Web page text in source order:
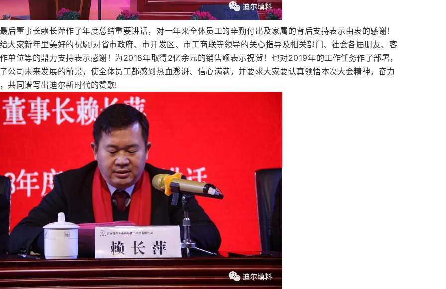
最后董事长赖长萍作了年度总结重要讲话，对一年来全体员工的辛勤付出及家属的背后支持表示由衷的感谢！
大家新年里美好的祝愿!对省市政府、市开发区、市工商联等领导的关心指导及相关部门、社会各届朋友、客
单位等的鼎力支持表示感谢！为2018年取得2亿余元的销售额表示祝贺！也对2019年的工作任务作了部署，
公司未来发展的前景，使全体员工都感到热血澎湃、信心满满，并要求大家要认真领悟本次大会精神，奋力
共同谱写出迪尔新时代的赞歌!